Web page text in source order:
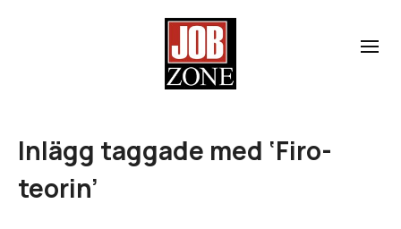
Inlägg taggade med ‘Firo-
teorin’